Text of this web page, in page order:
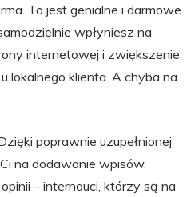
To jest genialne i darmowe
wpłyniesz na
internetowej i zwiększenie
lokalnego klienta. A chyba na
poprawnie uzupełnionej
na dodawanie wpisów,
– internauci, którzy są na